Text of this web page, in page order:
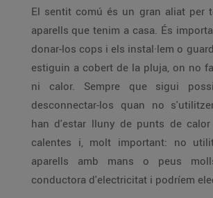
El sentit comú és un gran aliat per
aparells que tenim a casa. És important que evitem
donar-los cops i els instal·lem o guardem a recer on
estiguin a cobert de la pluja, on no faci massa fred
ni calor. Sempre que sigui
desconnectar-los quan no
han d'estar lluny de punts de calor o superfícies
calentes i, molt important: no utilitzem
aparells amb mans o peus
conductora d'electricitat i